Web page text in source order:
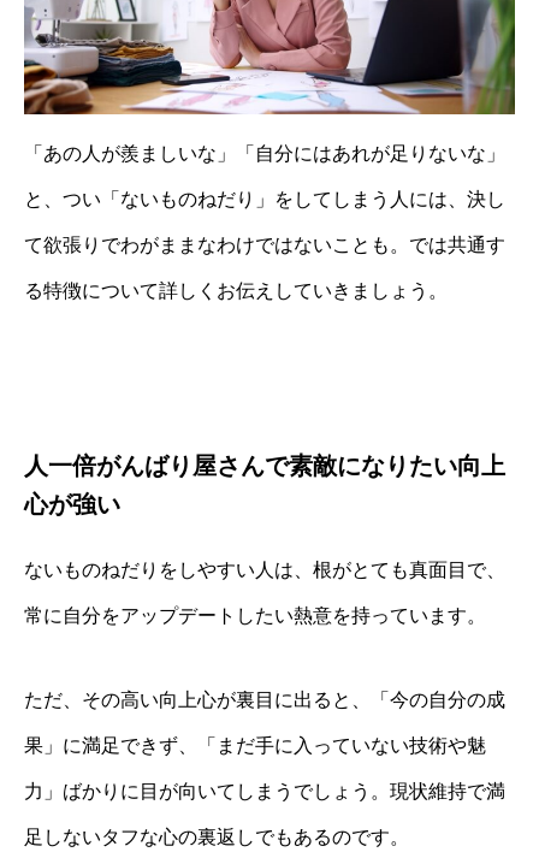
「あの人が羨ましいな」「自分にはあれが足りないな」
と、つい「ないものねだり」をしてしまう人には、決し
て欲張りでわがままなわけではないことも。では共通す
る特徴について詳しくお伝えしていきましょう。
人一倍がんばり屋さんで素敵になりたい向上
心が強い
ないものねだりをしやすい人は、根がとても真面目で、
常に自分をアップデートしたい熱意を持っています。
ただ、その高い向上心が裏目に出ると、「今の自分の成
果」に満足できず、「まだ手に入っていない技術や魅
力」ばかりに目が向いてしまうでしょう。現状維持で満
足しないタフな心の裏返しでもあるのです。